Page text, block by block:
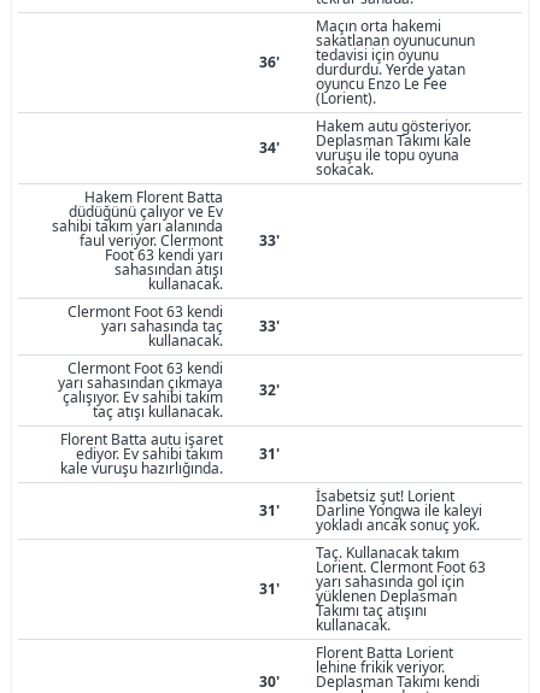
36'
Maçın orta hakemi
sakatlanan oyunucunun
tedavisi için oyunu
durdurdu. Yerde yatan
oyuncu Enzo Le Fee
(Lorient).
34'
Hakem autu gösteriyor.
Deplasman Takımı kale
vuruşu ile topu oyuna
sokacak.
Hakem Florent Batta
düdüğünü çalıyor ve Ev
sahibi takım yarı alanında
faul veriyor. Clermont
Foot 63 kendi yarı
sahasından atışı
kullanacak.
33'
Clermont Foot 63 kendi
yarı sahasında taç
kullanacak.
33'
Clermont Foot 63 kendi
yarı sahasından çıkmaya
çalışıyor. Ev sahibi takım
taç atışı kullanacak.
32'
Florent Batta autu işaret
ediyor. Ev sahibi takım
kale vuruşu hazırlığında.
31'
31'
İsabetsiz şut! Lorient
Darline Yongwa ile kaleyi
yokladı ancak sonuç yok.
31'
Taç. Kullanacak takım
Lorient. Clermont Foot 63
yarı sahasında gol için
yüklenen Deplasman
Takımı taç atışını
kullanacak.
30'
Florent Batta Lorient
lehine frikik veriyor.
Deplasman Takımı kendi